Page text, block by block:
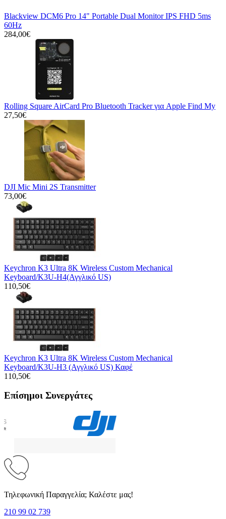
Blackview DCM6 Pro 14" Portable Dual Monitor IPS FHD 5ms
60Hz
284,00€
Rolling Square AirCard Pro Bluetooth Tracker για Apple Find My
27,50€
DJI Mic Mini 2S Transmitter
73,00€
Keychron K3 Ultra 8K Wireless Custom Mechanical
Keyboard/K3U-H4(Αγγλικό US)
110,50€
Keychron K3 Ultra 8K Wireless Custom Mechanical
Keyboard/K3U-H3 (Αγγλικό US) Καφέ
110,50€
Επίσημοι Συνεργάτες
Τηλεφωνική Παραγγελία; Καλέστε μας!
210 99 02 739